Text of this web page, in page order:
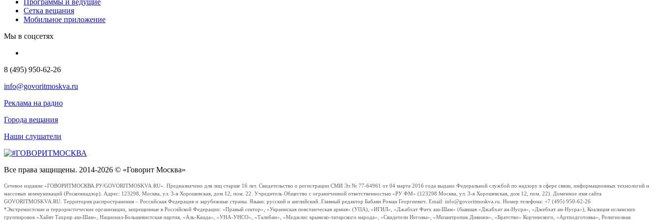
Сетка вещания
Мобильное приложение
Мы в соцсетях
8 (495) 950-62-26
info@govoritmoskva.ru
Реклама на радио
Города вещания
Наши слушатели
Все права защищены. 2014-2026 © «Говорит Москва»
Сетевое издание «ГОВОРИТМОСКВА.РУ/GOVORITMOSKVA.RU». Предназначено для лиц старше 16 лет. Свидетельство о регистрации СМИ Эл № 77-64961 от 04 марта 2016 года выдано Федеральной службой по надзору в сфере связи, информационных технологий и
массовых коммуникаций (Роскомнадзор). Адрес: 123298, Москва, ул. 3-я Хорошевская, дом 12, пом. 22. Учредитель Общество с ограниченной ответственностью «РУ ФМ» (123298 Москва, ул. 3-я Хорошевская, дом 12, пом. 22). Доменное имя сайта
GOVORITMOSKVA.RU. Территория распространения – Российская Федерация и зарубежные страны. Языки: русский и английский. Главный редактор Бабаян Роман Георгиевич. Email: info@govoritmoskva.ru. Номер телефона: +7 (495) 950-62-26
*Экстремистские и террористические организации, запрещенные в Российской Федерации: «Правый сектор», «Украинская повстанческая армия» (УПА), «ИГИЛ», «Джабхат Фатх аш-Шам» (бывшая «Джабхат ан-Нусра», «Джебхат ан-Нусра»), Коалиция исламских
группировок «Хайят Тахрир аш-Шам», Национал-Большевистская партия, «Аль-Каида», «УНА-УНСО», «Талибан», «Меджлис крымско-татарского народа», «Свидетели Иеговы», «Мизантропик Дивижн», «Братство» Корчинского, «Артподготовка», Религиозная